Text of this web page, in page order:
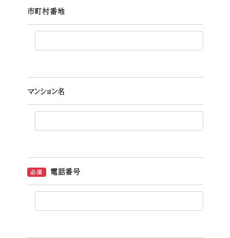
市町村番地
マンション名
必須 電話番号